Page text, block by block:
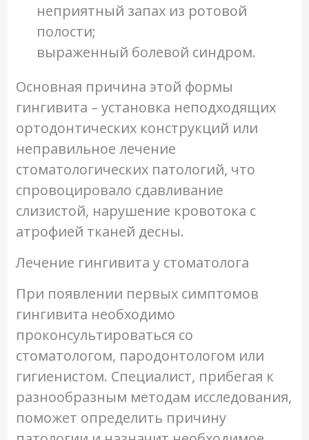
неприятный запах из ротовой
полости;
выраженный болевой синдром.
Основная причина этой формы
гингивита – установка неподходящих
ортодонтических конструкций или
неправильное лечение
стоматологических патологий, что
спровоцировало сдавливание
слизистой, нарушение кровотока с
атрофией тканей десны.
Лечение гингивита у стоматолога
При появлении первых симптомов
гингивита необходимо
проконсультироваться со
стоматологом, пародонтологом или
гигиенистом. Специалист, прибегая к
разнообразным методам исследования,
поможет определить причину